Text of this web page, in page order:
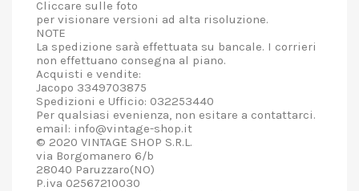
Cliccare sulle foto
per visionare versioni ad alta risoluzione.
NOTE
La spedizione sarà effettuata su bancale. I corrieri
non effettuano consegna al piano.
Acquisti e vendite:
Jacopo 3349703875
Spedizioni e Ufficio: 032253440
Per qualsiasi evenienza, non esitare a contattarci.
email: info@vintage-shop.it
© 2020 VINTAGE SHOP S.R.L.
via Borgomanero 6/b
28040 Paruzzaro(NO)
P.iva 02567210030